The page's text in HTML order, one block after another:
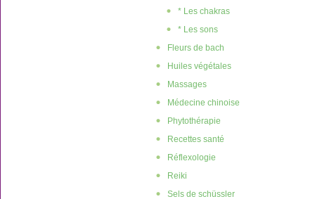
* Les chakras
* Les sons
Fleurs de bach
Huiles végétales
Massages
Médecine chinoise
Phytothérapie
Recettes santé
Réflexologie
Reiki
Sels de schüssler